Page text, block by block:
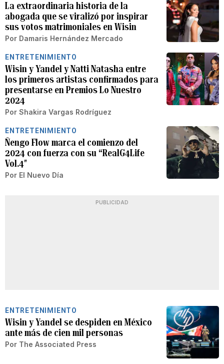
La extraordinaria historia de la
abogada que se viralizó por inspirar
sus votos matrimoniales en Wisin
Por Damaris Hernández Mercado
ENTRETENIMIENTO
Wisin y Yandel y Natti Natasha entre
los primeros artistas confirmados para
presentarse en Premios Lo Nuestro
2024
Por Shakira Vargas Rodríguez
ENTRETENIMIENTO
Ñengo Flow marca el comienzo del
2024 con fuerza con su “RealG4Life
Vol.4″
Por El Nuevo Día
PUBLICIDAD
ENTRETENIMIENTO
Wisin y Yandel se despiden en México
ante más de cien mil personas
Por The Associated Press